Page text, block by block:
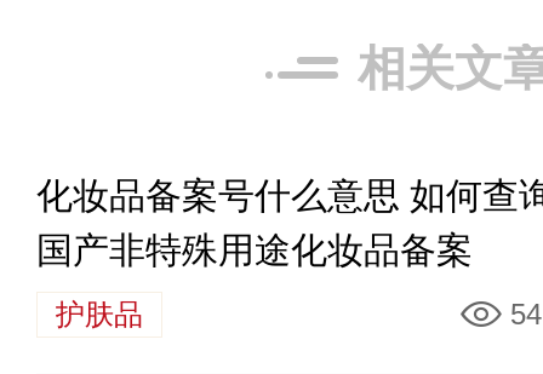
相关文
化妆品备案号什么意思 如何查
国产非特殊用途化妆品备案
护肤品